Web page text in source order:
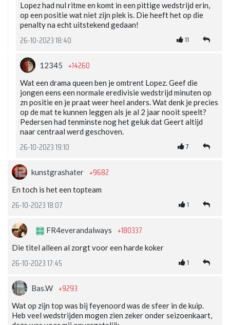
Lopez had nul ritme en komt in een pittige wedstrijd erin,
op een positie wat niet zijn plek is. Die heeft het op die
penalty na echt uitstekend gedaan!
26-10-2023 18:40 11
12345 +14260
Wat een drama queen ben je omtrent Lopez. Geef die
jongen eens een normale eredivisie wedstrijd minuten op
zn positie en je praat weer heel anders. Wat denk je precies
op de mat te kunnen leggen als je al 2 jaar nooit speelt?
Pedersen had tenminste nog het geluk dat Geert altijd
naar centraal werd geschoven.
26-10-2023 19:10 7
kunstgrashater +9682
En toch is het een topteam
26-10-2023 18:07 1
FR4everandalways +180337
Die titel alleen al zorgt voor een harde koker
26-10-2023 17:45 1
Bas.W +9293
Wat op zijn top was bij feyenoord was de sfeer in de kuip.
Heb veel wedstrijden mogen zien zeker onder seizoenkaart,